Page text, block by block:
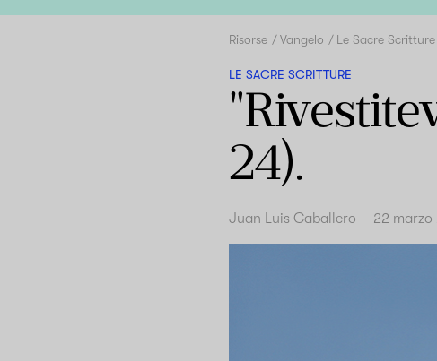
Risorse Vangelo Le Sacre Scritture
LE SACRE SCRITTURE
24).
Juan Luis Caballero - 22 marzo